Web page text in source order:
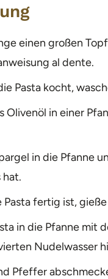
einen großen
al dente.
Pasta kocht,
Olivenöl in einer
in die Pfanne
hat.
Pasta fertig ist,
in die Pfanne mit
Nudelwasser
Pfeffer